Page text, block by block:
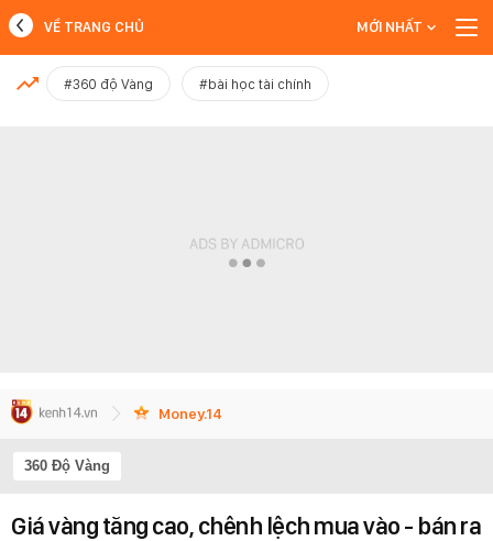
MỚI NHẤT
VỀ TRANG CHỦ MỚI NHẤT
#360 độ Vàng #bài học tài chính
Money.14
360 Độ Vàng
Giá vàng tăng cao, chênh lệch mua vào - bán ra